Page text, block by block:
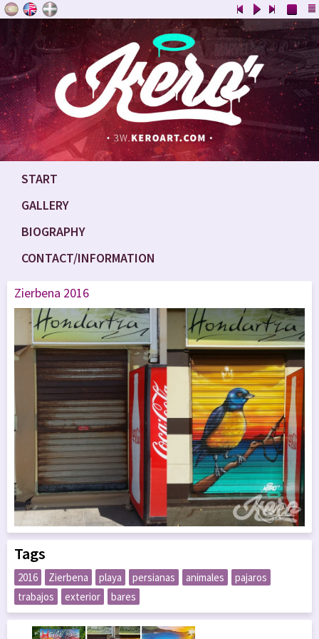
START
GALLERY
BIOGRAPHY
CONTACT/INFORMATION
Zierbena 2016
Tags
2016 Zierbena playa persianas animales
pajaros
trabajos
exterior bares